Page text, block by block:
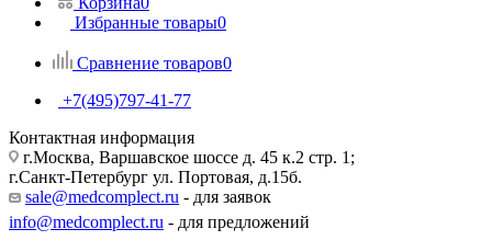
Избранные товары0
Сравнение товаров0
+7(495)797-41-77
Контактная информация
г.Москва, Варшавское шоссе д. 45 к.2 стр. 1;
г.Санкт-Петербург ул. Портовая, д.15б.
sale@medcomplect.ru - для заявок
info@medcomplect.ru - для предложений